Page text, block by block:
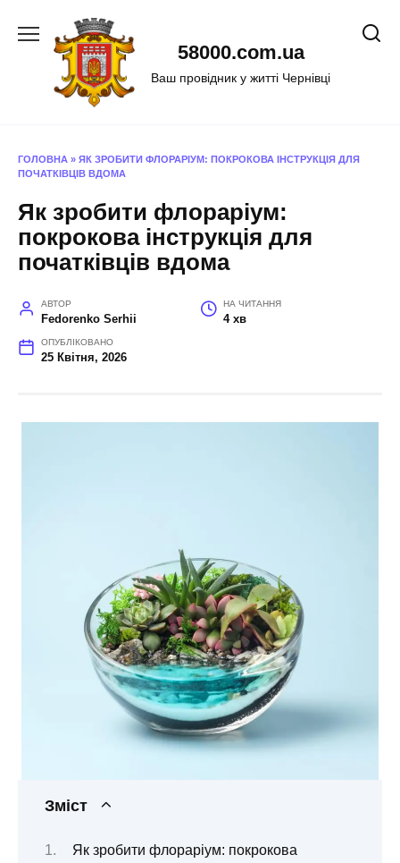
58000.com.ua
Ваш провідник у житті Чернівці
ГОЛОВНА » ЯК ЗРОБИТИ ФЛОРАРІУМ: ПОКРОКОВА ІНСТРУКЦІЯ ДЛЯ
ПОЧАТКІВЦІВ ВДОМА
Як зробити флораріум:
покрокова інструкція для
початківців вдома
АВТОР
Fedorenko Serhii
НА ЧИТАННЯ
4 хв
ОПУБЛІКОВАНО
25 Квітня, 2026
Зміст
Як зробити флораріум: покрокова